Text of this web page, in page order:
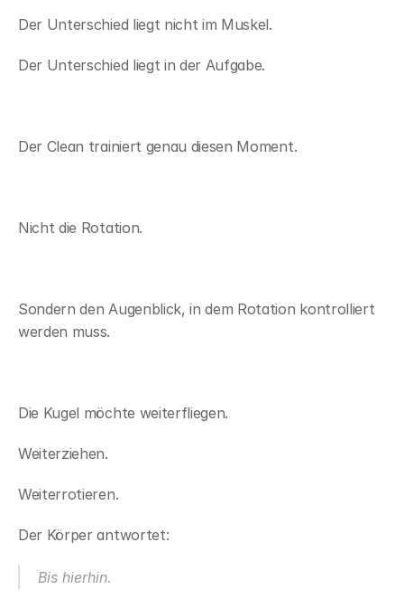
Der Unterschied liegt nicht im Muskel.
Der Unterschied liegt in der Aufgabe.
Der Clean trainiert genau diesen Moment.
Nicht die Rotation.
Sondern den Augenblick, in dem Rotation kontrolliert
werden muss.
Die Kugel möchte weiterfliegen.
Weiterziehen.
Weiterrotieren.
Der Körper antwortet:
Bis hierhin.